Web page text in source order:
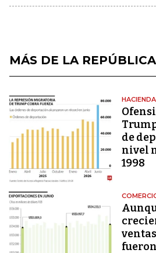
MÁS DE LA REPÚBLICA
HACIENDA
de
nivel
1998